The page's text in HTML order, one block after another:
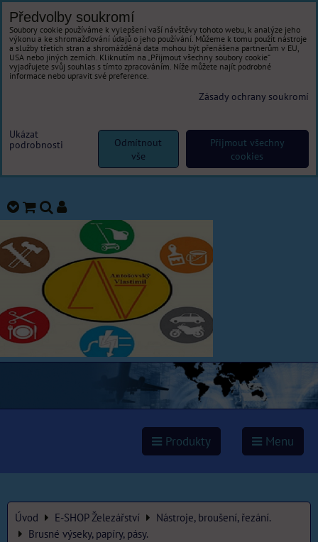
Produkty Menu
Úvod E-SHOP Železářství
Nástroje, broušení, řezání.
Brusné výseky, papíry, pásy.
Předvolby soukromí
Soubory cookie používáme k vylepšení vaší návštěvy tohoto webu, k analýze jeho
výkonu a ke shromažďování údajů o jeho používání. Můžeme k tomu použít nástroje
a služby třetích stran a shromážděná data mohou být přenášena partnerům v EU,
USA nebo jiných zemích. Kliknutím na „Přijmout všechny soubory cookie“
vyjadřujete svůj souhlas s tímto zpracováním. Níže můžete najít podrobné
informace nebo upravit své preference.
Zásady ochrany soukromí
Ukázat
podrobnosti
Přijmout všechny
cookies
Odmítnout
vše